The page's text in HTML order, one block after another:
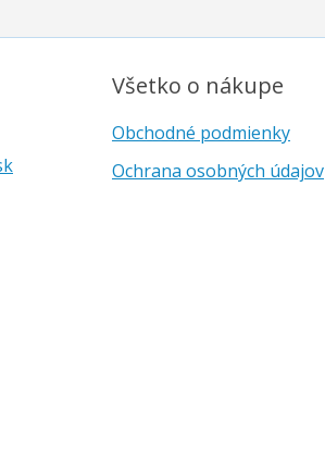
Všetko o nákupe
Obchodné podmienky
Ochrana osobných údajov